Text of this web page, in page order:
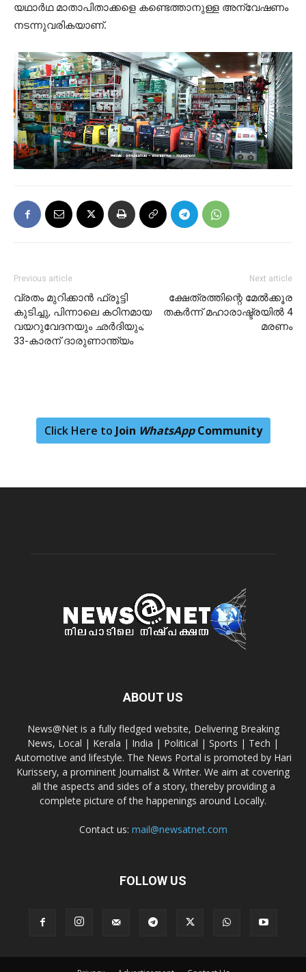
യഥാര്‍ഥ മാതാപിതാക്കളെ കണ്ടെത്താനുള്ള അന്വേഷണം
നടന്നുവരികയാണ്.
Previous article
വ്രതം മുറിക്കാൻ ഫ്രൂട്ടി
കുടിച്ചു, പിന്നാലെ കഠിനമായ
വയറുവേദനയും ഛർദിയും;
33-കാരന് ദാരുണാന്ത്യം
Next article
ക്ഷേത്രത്തിന്റെ മേല്‍ക്കൂര
തകര്‍ന്ന് മഹാരാഷ്ട്രയില്‍ 4
മരണം
Click Here to Join WhatsAppCommunity
ABOUT US
News@Net is a fully fledged website, Delivering Breaking
News, Local | Kerala | India | Political | Sports | Tech |
Automotive and lifestyle. The News Portal is promoted by Hari
Kurissery, a prominent Journalist & Writer. We aim at covering
all the aspects and sides of a story, thereby providing a
complete picture of the happenings around Locally.
Contact us: mail@newsatnet.com
FOLLOW US